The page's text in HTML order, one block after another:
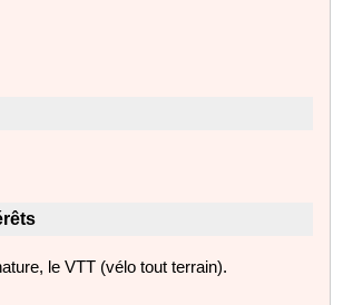
le VTT (vélo tout terrain).